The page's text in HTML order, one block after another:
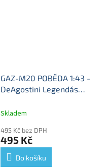
GAZ-M20 POBĚDA 1:43 -
DeAgostini Legendás
GAZ M20 - kovový model
Skladem
495 Kč bez DPH
495 Kč
Do košíku